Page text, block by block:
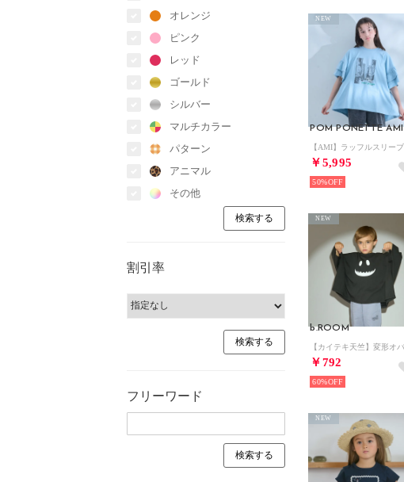
オレンジ
ピンク
レッド
ゴールド
シルバー
マルチカラー
パターン
アニマル
その他
割引率
フリーワード
POM PONETTE AMI
￥5,995
NEW
50%
b.ROOM
￥792
NEW
60%
NEW